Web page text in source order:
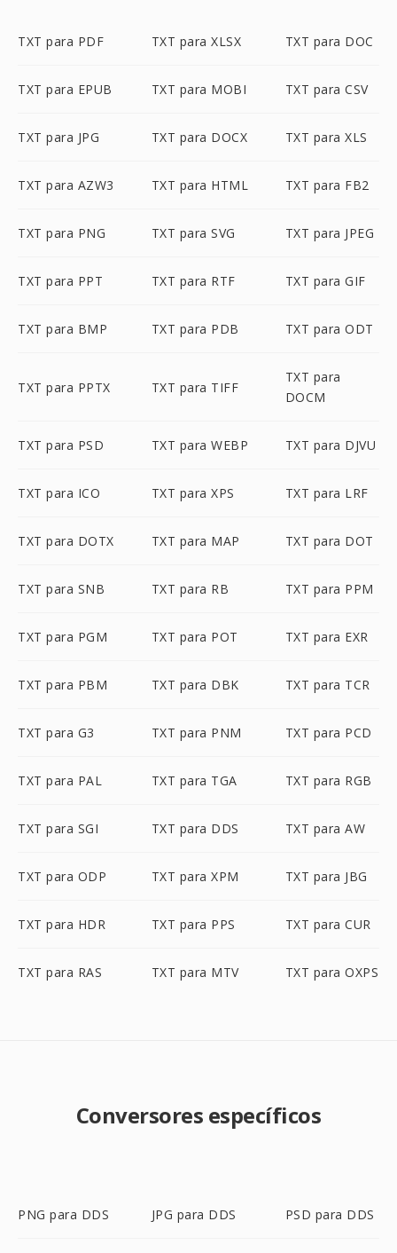
TXT para PDF TXT para XLSX TXT para DOC
TXT para EPUB TXT para MOBI TXT para CSV
TXT para JPG TXT para DOCX TXT para XLS
TXT para AZW3 TXT para HTML TXT para FB2
TXT para PNG TXT para SVG TXT para JPEG
TXT para PPT TXT para RTF TXT para GIF
TXT para BMP TXT para PDB TXT para ODT
TXT para PPTX TXT para TIFF
TXT para
DOCM
TXT para PSD TXT para WEBP TXT para DJVU
TXT para ICO TXT para XPS TXT para LRF
TXT para DOTX TXT para MAP TXT para DOT
TXT para SNB TXT para RB TXT para PPM
TXT para PGM TXT para POT TXT para EXR
TXT para PBM TXT para DBK TXT para TCR
TXT para G3 TXT para PNM TXT para PCD
TXT para PAL TXT para TGA TXT para RGB
TXT para SGI TXT para DDS TXT para AW
TXT para ODP TXT para XPM TXT para JBG
TXT para HDR TXT para PPS TXT para CUR
TXT para RAS TXT para MTV TXT para OXPS
Conversores específicos
PNG para DDS JPG para DDS PSD para DDS